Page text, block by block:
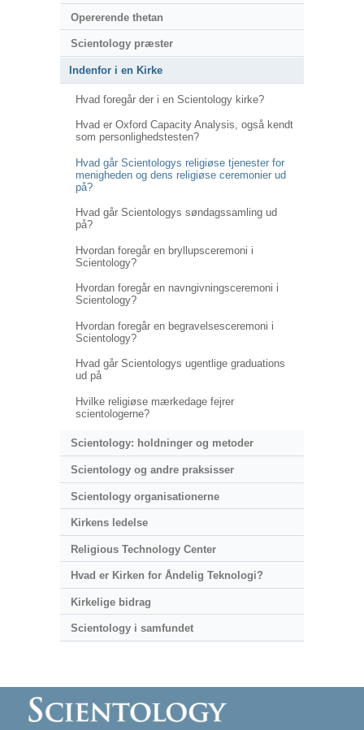
Opererende thetan
Scientology præster
Indenfor i en Kirke
Hvad foregår der i en Scientology kirke?
Hvad er Oxford Capacity Analysis, også kendt
som personlighedstesten?
Hvad går Scientologys religiøse tjenester for
menigheden og dens religiøse ceremonier ud
på?
Hvad går Scientologys søndagssamling ud
på?
Hvordan foregår en bryllupsceremoni i
Scientology?
Hvordan foregår en navngivningsceremoni i
Scientology?
Hvordan foregår en begravelsesceremoni i
Scientology?
Hvad går Scientologys ugentlige graduations
ud på
Hvilke religiøse mærkedage fejrer
scientologerne?
Scientology: holdninger og metoder
Scientology og andre praksisser
Scientology organisationerne
Kirkens ledelse
Religious Technology Center
Hvad er Kirken for Åndelig Teknologi?
Kirkelige bidrag
Scientology i samfundet